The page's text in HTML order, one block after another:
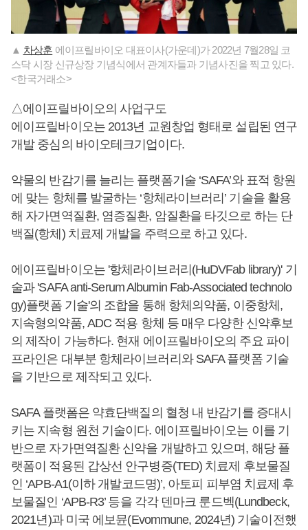
▲ 차상훈 에이프릴바이오 대표이사(가운데)가 2022년 7월28일 코
스닥 시장 신규상장 기념식에서 관계자들과 기념사진을 찍고 있다.
<한국거래소>
△에이프릴바이오의 사업구도
에이프릴바이오는 2013년 교원창업 형태로 설립된 연구
개발 중심의 바이오테크기업이다.
약물의 반감기를 늘리는 플랫폼기술 ‘SAFA’와 표적 항원
에 맞는 항체를 발굴하는 ‘항체라이브러리’ 기술을 활용
해 자가면역질환, 염증질환, 암질환을 타깃으로 하는 단
백질(항체) 치료제 개발을 주력으로 하고 있다.
에이프릴바이오는 '항체라이브러리(HuDVFab library)' 기
술과 'SAFA anti-Serum Albumin Fab-Associated technolo
gy)플랫폼 기술'의 조합을 통해 항체의약품, 이중항체,
지속형의약품, ADC 적용 항체 등 매우 다양한 신약후보
의 제작이 가능하다. 현재 에이프릴바이오의 주요 파이
프라인은 대부분 항체라이브러리와 SAFA 플랫폼 기술
을 기반으로 제작되고 있다.
SAFA 플랫폼은 약효단백질의 혈청 내 반감기를 증대시
키는 지속형 원천 기술이다. 에이프릴바이오는 이를 기
반으로 자가면역질환 신약을 개발하고 있으며, 해당 플
랫폼이 적용된 갑상선 안구병증(TED) 치료제 후보물질
인 ‘APB-A1(이하 개발코드명)’, 아토피 피부염 치료제 후
보물질인 ‘APB-R3’ 등을 각각 덴마크 룬드벡(Lundbeck,
2021년)과 미국 에보뮨(Evommune, 2024년) 기술이전했